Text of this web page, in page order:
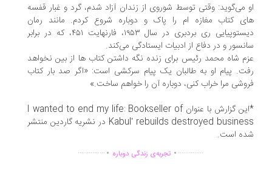
می‌گوید: وقتی توسط شوروی از زندان آزاد شدم، گرد و غبار قفسه
کتاب مغازه ام را پاک و دوباره شروع کردم. مانند رمان
دیستوپیایی ری بردبری در سال ۱۹۵۳، فارنهایت ۴۵۱، که در برابر
و در دفاع از ادبیات ایستادگی می‌کند.
شاه محمد رئیس برای زنده نگه داشتن کتاب ها از بین نخواهد
پیام او به طالبان یک پیام سرکشی است: «اگر صد بار کتاب
مرا خراب کنی، دوباره آن را خواهم ساخت.»
*این گزارش با عنوان I wanted to end my life: Bookseller of
Kabul’ rebuilds destroyed business در نشریه گاردین منتشر
است.
............... .تجربه‌ی زندگی دوباره ...............